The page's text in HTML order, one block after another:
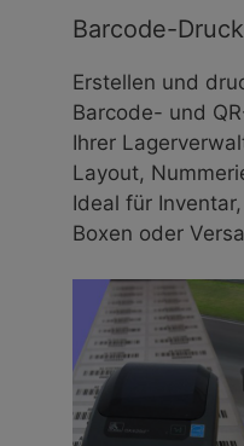
Barcode-
Erstellen und
Barcode- und
Ihrer
Layout,
Ideal für
Boxen oder